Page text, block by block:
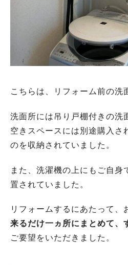
こちらは、リフォーム前の洗
洗面所には吊り戸棚付きの洗
空きスペースには別途購入さ
のを収納されていました。
また、洗濯機の上にもご自身
置されていました。
リフォームするにあたって、
来るだけ一ヵ所にまとめて、
ご要望をいただきました。